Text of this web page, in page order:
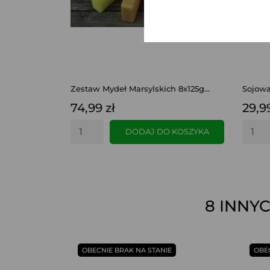
Zestaw Mydeł Marsylskich 8x125g...
74,99 zł
DODAJ DO KOSZYKA
8
OBECNIE BRAK NA STANIE